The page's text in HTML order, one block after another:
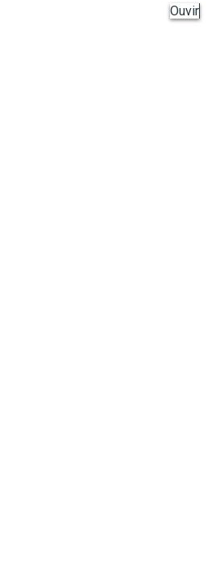
Ouvir